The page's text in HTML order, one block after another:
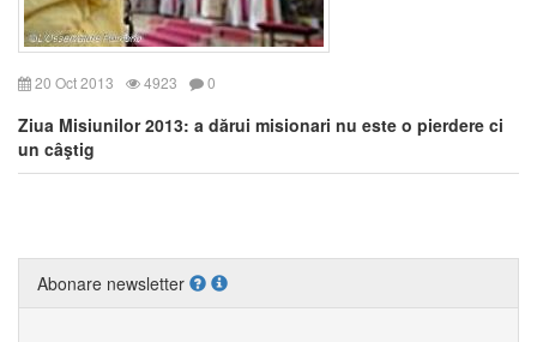
20 Oct 2013 4923 0
Ziua Misiunilor 2013: a dărui misionari nu este o pierdere ci
un câştig
Abonare newsletter